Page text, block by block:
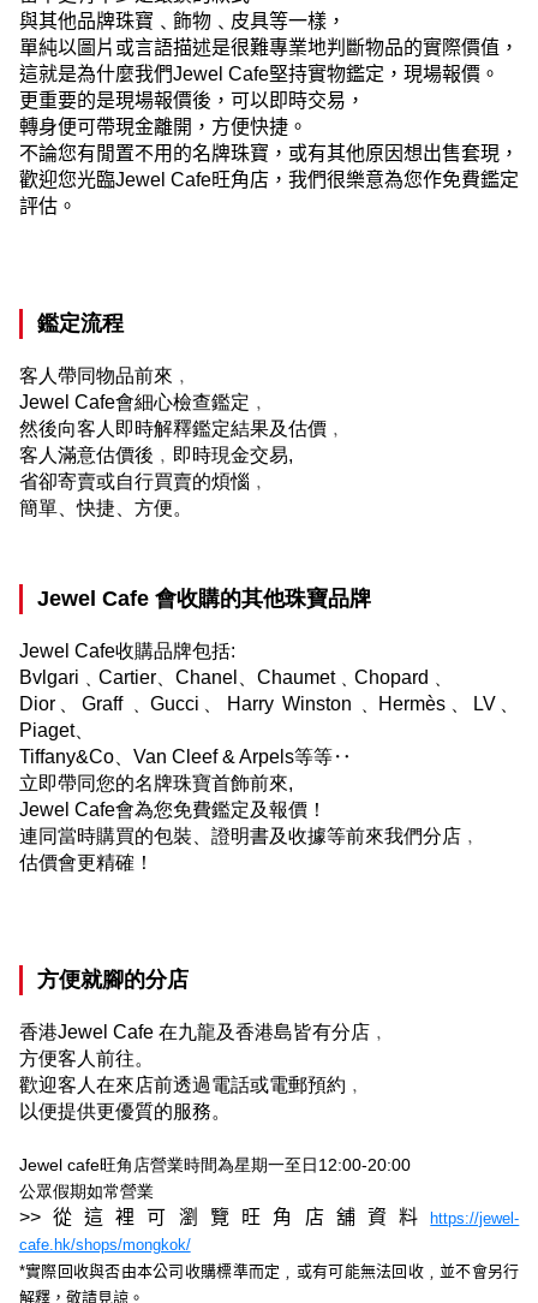
與其他品牌珠寶﹑飾物﹑皮具等一樣，
單純以圖片或言語描述是很難專業地判斷物品的實際價值，
這就是為什麼我們Jewel Cafe堅持實物鑑定， 現場報價。
更重要的是現場報價後，可以即時交易，
轉身便可帶現金離開，方便快捷。
不論您有閒置不用的名牌珠寶， 或有其他原因想出售套現，
歡迎您光臨Jewel Cafe旺角店， 我們很樂意為您作免費鑑定
評估。
鑑定流程
客人帶同物品前來﹐
Jewel Cafe會細心檢查鑑定﹐
然後向客人即時解釋鑑定結果及估價﹐
客人滿意估價後﹐即時現金交易,
省卻寄賣或自行買賣的煩惱﹐
簡單、快捷、方便。
Jewel Cafe 會收購的其他珠寶品牌
Jewel Cafe收購品牌包括:
Bvlgari﹑ Cartier、 Chanel
、Chaumet﹑Chopard﹑
Dior、Graff﹑ Gucci 、Harry Winston﹑ Hermès LV
Piaget、
Tiffany&Co、 Van Cleef & Arpels等等‥
立即帶同您的名牌珠寶首飾前來,
Jewel Cafe會為您免費鑑定及報價！
連同當時購買的包裝、證明書及收據等前來我們分店﹐
估價會更精確！
方便就腳的分店
香港Jewel Cafe 在九龍及香港島皆有分店﹐
方便客人前往。
歡迎客人在來店前透過電話或電郵預約﹐
以便提供更優質的服務。
Jewel cafe旺角店營業時間為星期一至日12:00-20:00
公眾假期如常營業
>>從這裡可瀏覽旺角店舖資料https://jewel-
cafe.hk/shops/mongkok/
*實際回收與否由本公司收購標準而定﹐或有可能無法回收﹐並不會另行
解釋，敬請見諒。